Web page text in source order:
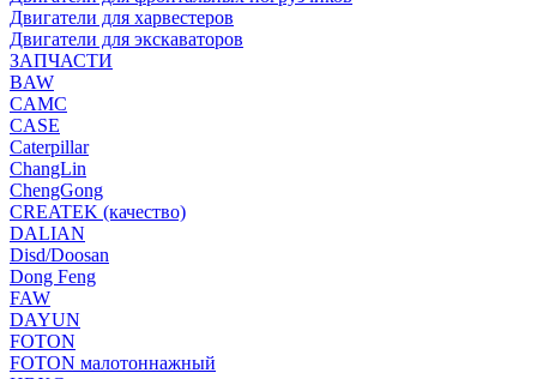
Двигатели для харвестеров
Двигатели для экскаваторов
ЗАПЧАСТИ
BAW
CAMC
CASE
Caterpillar
ChangLin
ChengGong
CREATEK (качество)
DALIAN
Disd/Doosan
Dong Feng
FAW
DAYUN
FOTON
FOTON малотоннажный